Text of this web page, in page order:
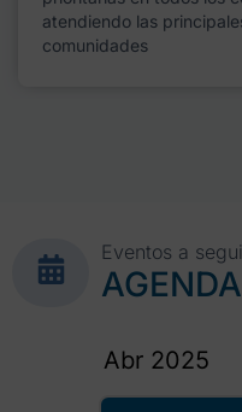
atendiendo las
comunidades
Eventos a
AGENDA